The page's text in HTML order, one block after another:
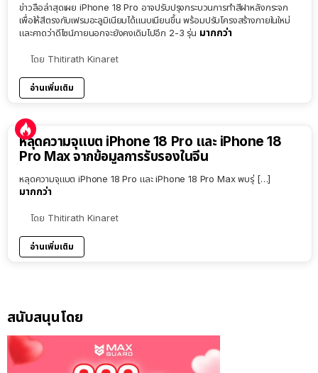
ข่าวลือล่าสุดเผย iPhone 18 Pro อาจปรับปรุงกระบวนการทำสีฝาหลังกระจก
เพื่อให้สีตรงกับเฟรมอะลูมิเนียมได้แนบเนียนขึ้น พร้อมปรับโครงสร้างภายในใหม่
และคาดว่าดีไซน์ภายนอกจะยังคงเดิมไปอีก 2-3 รุ่น มากกว่า
โดย Thitirath Kinaret
อ่านเพิ่มเติม
หลุดความจุแบต iPhone 18 Pro และ iPhone 18
Pro Max จากข้อมูลการรับรองในจีน
หลุดความจุแบต iPhone 18 Pro และ iPhone 18 Pro Max พบรุ่ […]
มากกว่า
โดย Thitirath Kinaret
อ่านเพิ่มเติม
สนับสนุนโดย